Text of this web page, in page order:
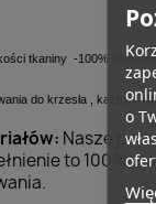
tkaniny -100%
do krzesła , każdy o
Nasze
to 100%
o